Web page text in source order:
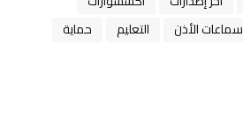
سماعات الأذن التعليم
حماية